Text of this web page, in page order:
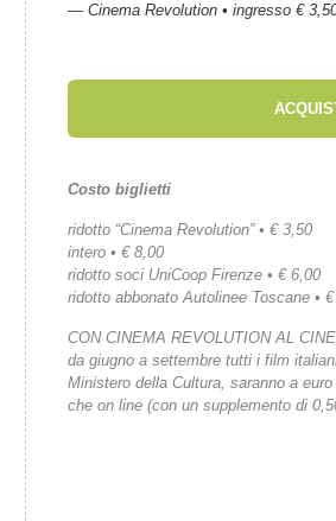
— Cinema Revolution • ingresso €
Costo biglietti
ridotto “Cinema Revolution” • € 3,50
intero • € 8,00
ridotto soci UniCoop Firenze • € 6,00
ridotto abbonato Autolinee Toscane •
CON CINEMA REVOLUTION AL
da giugno a settembre tutti i film
Ministero della Cultura, saranno a
che on line (con un supplemento di